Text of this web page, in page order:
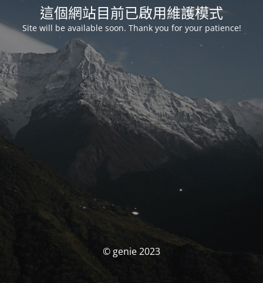
這個網站目前已啟用維護模式
Site will be available soon. Thank you for your patience!
© genie 2023